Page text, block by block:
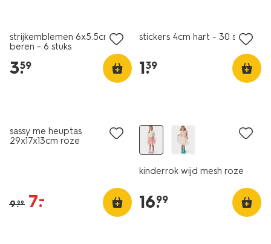
strijkemblemen 6x5.5cm
beren - 6 stuks
3.
59
stickers 4cm hart - 30 stuks
1.
39
sassy me heuptas
29x17x13cm roze
9.99 7.
–
kinderrok wijd mesh roze
16.
99